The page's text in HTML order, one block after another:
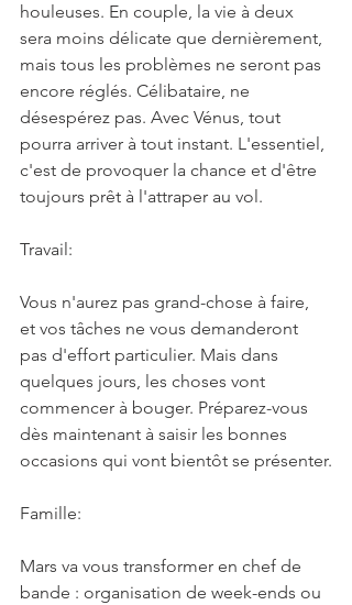
houleuses. En couple, la vie à deux
sera moins délicate que dernièrement,
mais tous les problèmes ne seront pas
encore réglés. Célibataire, ne
désespérez pas. Avec Vénus, tout
pourra arriver à tout instant. L'essentiel,
c'est de provoquer la chance et d'être
toujours prêt à l'attraper au vol.
Travail:
Vous n'aurez pas grand-chose à faire,
et vos tâches ne vous demanderont
pas d'effort particulier. Mais dans
quelques jours, les choses vont
commencer à bouger. Préparez-vous
dès maintenant à saisir les bonnes
occasions qui vont bientôt se présenter.
Famille:
Mars va vous transformer en chef de
bande : organisation de week-ends ou